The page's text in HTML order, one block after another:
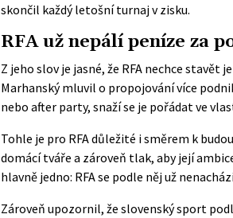
skončil každý letošní turnaj v zisku.
RFA už nepálí peníze za
Z jeho slov je jasné, že RFA nechce
Marhanský mluvil o propojování více
nebo after party, snaží se je pořádat ve
Tohle je pro RFA důležité i směrem k
domácí tváře a zároveň tlak, aby její
hlavně jedno: RFA se podle něj už
Zároveň upozornil, že slovenský sport